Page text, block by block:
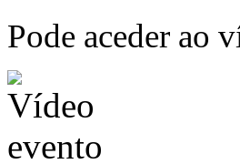
Pode aceder ao